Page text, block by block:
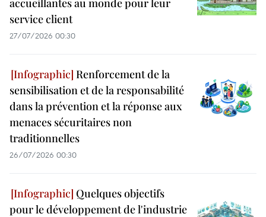
accueillantes au monde pour leur
service client
27/07/2026 00:30
Renforcement de la
sensibilisation et de la responsabilité
dans la prévention et la réponse aux
menaces sécuritaires non
traditionnelles
26/07/2026 00:30
Quelques objectifs
pour le développement de l'industrie